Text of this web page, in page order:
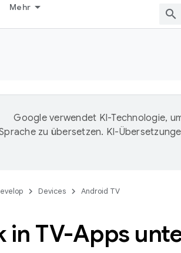
Mehr
Google verwendet KI-Technologie,
zu übersetzen. KI-
Devices Android TV
in TV-Apps